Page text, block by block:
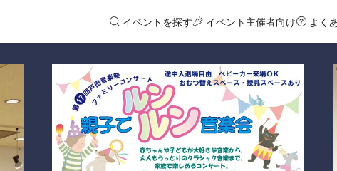
イベントを探す イベント主催者向け よく